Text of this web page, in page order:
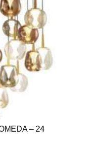
– 24